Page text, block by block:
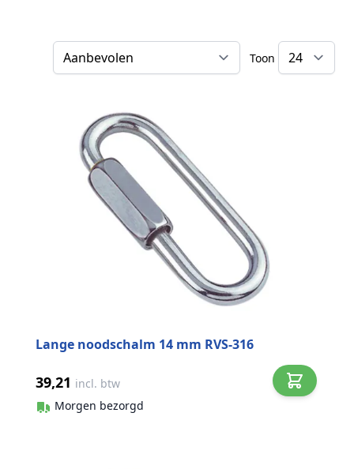
Sorteer op
Toon
Lange noodschalm 14 mm RVS-316
39,21 incl. btw
Morgen bezorgd